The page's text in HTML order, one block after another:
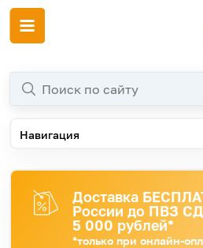
Навигация
Доставка
России до ПВЗ
5 000 рублей*
*только при онлайн-